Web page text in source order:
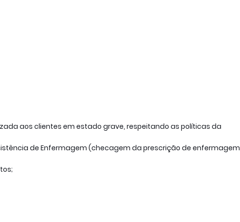
aos clientes em estado grave, respeitando as políticas da
de Enfermagem (checagem da prescrição de enfermagem